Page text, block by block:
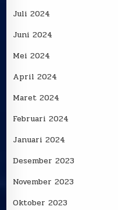
Juli 2024
Juni 2024
Mei 2024
April 2024
Maret 2024
Februari 2024
Januari 2024
Desember 2023
November 2023
Oktober 2023